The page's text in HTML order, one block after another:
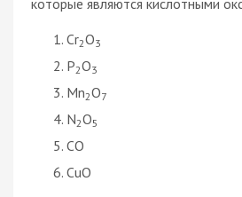
Cr2O3
P2O3
Mn2O7
N2O5
CO
CuO